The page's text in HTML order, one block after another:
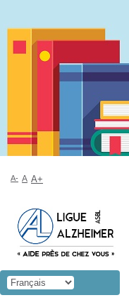
A- A A+